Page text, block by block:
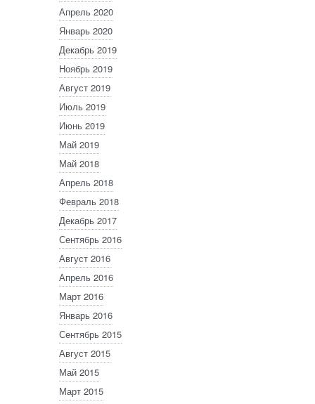
Апрель 2020
Январь 2020
Декабрь 2019
Ноябрь 2019
Август 2019
Июль 2019
Июнь 2019
Май 2019
Май 2018
Апрель 2018
Февраль 2018
Декабрь 2017
Сентябрь 2016
Август 2016
Апрель 2016
Март 2016
Январь 2016
Сентябрь 2015
Август 2015
Май 2015
Март 2015